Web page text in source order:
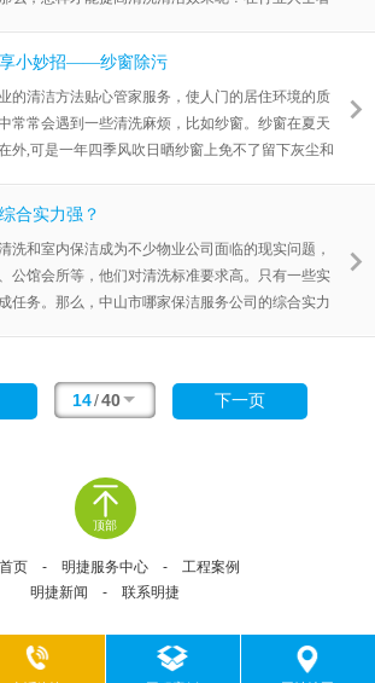
小妙招——纱窗除污
的清洁方法贴心管家服务，使人门的居住环境的质
常常会遇到一些清洗麻烦，比如纱窗。纱窗在夏天
外,可是一年四季风吹日晒纱窗上免不了留下灰尘和
清洁方法。
合实力强？
洗和室内保洁成为不少物业公司面临的现实问题，
公馆会所等，他们对清洗标准要求高。只有一些实
任务。那么，中山市哪家保洁服务公司的综合实力
14/40 下一页
顶部
页 - 明捷服务中心 -
工程案例
明捷新闻
- 联系明捷